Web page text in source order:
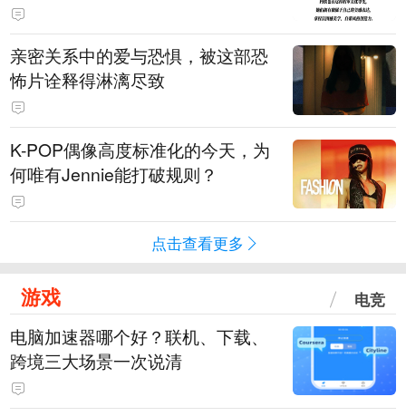
亲密关系中的爱与恐惧，被这部恐
怖片诠释得淋漓尽致
K-POP偶像高度标准化的今天，为
何唯有Jennie能打破规则？
点击查看更多
游戏 电竞
电脑加速器哪个好？联机、下载、
跨境三大场景一次说清